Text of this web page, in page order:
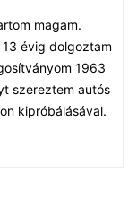
magam.
évig dolgoztam
1963
szereztem autós
kipróbálásával.